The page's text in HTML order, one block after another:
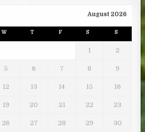
August 2026
W T F S S
1 2
5 6 7 8 9
12 13 14 15 16
19 20 21 22 23
26 27 28 29 30